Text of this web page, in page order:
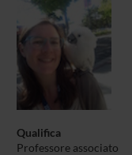
Qualifica
Professore associato